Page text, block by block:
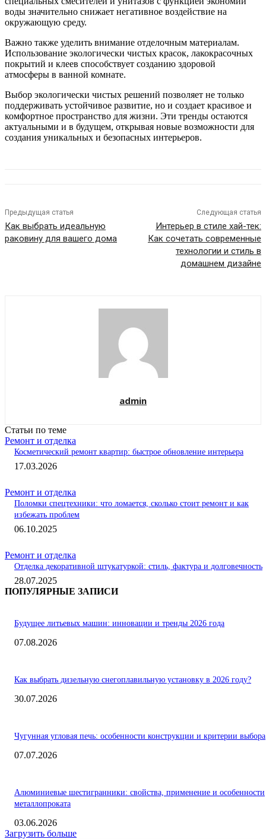
воды значительно снижает негативное воздействие на
окружающую среду.
Важно также уделить внимание отделочным материалам.
Использование экологически чистых красок, лакокрасочных
покрытий и клеев способствует созданию здоровой
атмосферы в ванной комнате.
Выбор экологически чистых решений позволяет не только
поддерживать устойчивое развитие, но и создает красивое и
комфортное пространство для жизни. Эти тренды остаются
актуальными и в будущем, открывая новые возможности для
создания уникальных и безопасных интерьеров.
Предыдущая статья
Как выбрать идеальную
раковину для вашего дома
Следующая статья
Интерьер в стиле хай-тек:
Как сочетать современные
технологии и стиль в
домашнем дизайне
admin
Статьи по теме
Ремонт и отделка
Косметический ремонт квартир: быстрое обновление интерьера
17.03.2026
Ремонт и отделка
Поломки спецтехники: что ломается, сколько стоит ремонт и как
избежать проблем
06.10.2025
Ремонт и отделка
Отделка декоративной штукатуркой: стиль, фактура и долговечность
28.07.2025
ПОПУЛЯРНЫЕ ЗАПИСИ
Будущее литьевых машин: инновации и тренды 2026 года
07.08.2026
Как выбрать дизельную снегоплавильную установку в 2026 году?
30.07.2026
Чугунная угловая печь: особенности конструкции и критерии выбора
07.07.2026
Алюминиевые шестигранники: свойства, применение и особенности
металлопроката
03.06.2026
Загрузить больше